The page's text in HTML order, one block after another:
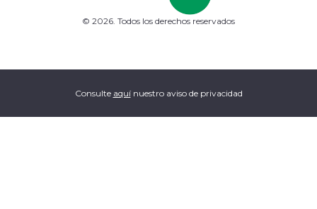
© 2026. Todos los derechos reservados
Consulte aquínuestro aviso de privacidad